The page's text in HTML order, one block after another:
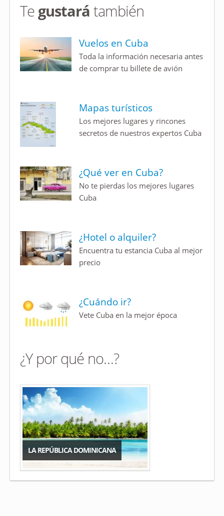
Te gustará también
Vuelos en Cuba
Toda la información necesaria antes
de comprar tu billete de avión
Mapas turísticos
Los mejores lugares y rincones
secretos de nuestros expertos Cuba
¿Qué ver en Cuba?
No te pierdas los mejores lugares
Cuba
¿Hotel o alquiler?
Encuentra tu estancia Cuba al mejor
precio
¿Cuándo ir?
Vete Cuba en la mejor época
¿Y por qué no…?
LA REPÚBLICA DOMINICANA